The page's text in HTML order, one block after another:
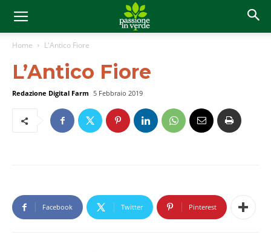
Home L'Antico Fiore
L’Antico Fiore
Redazione Digital Farm 5 Febbraio 2019
Facebook Twitter Pinterest